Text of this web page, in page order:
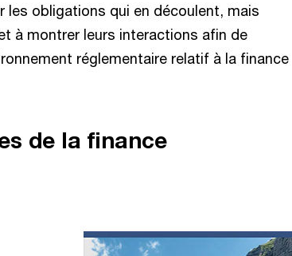
les obligations qui en découlent, mais
à montrer leurs interactions afin de
réglementaire relatif à la finance
de la finance